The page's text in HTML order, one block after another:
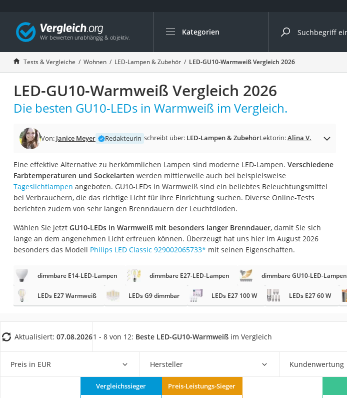
Kategorien
Die beliebtesten Vergleiche nach Kategorie
Wohnen
Matratzen-Topper
Matratzen
Konferenzlautsprecher
Badlüfter
Bürohocker
Außenleuchte mit Kamera
Ozongeneratoren
Konferenzmikrofon
Klappmatratze
Aktenvernichter Sicherheitsstufe 4
Bettgitter
Höhenverstellbarer Schreibtisch
Matratze 90 x 200 cm
Service
Tests & Vergleiche Wohnen LED-Lampen & Zubehör LED-GU10-Warmweiß Vergleich 2026
LED-GU10-Warmweiß Vergleich 2026
Die besten GU10-LEDs in Warmweiß im Vergleich.
Von: Janice Meyer Redakteurin schreibt über: LED-Lampen & ZubehörLektorin:Alina V.
Eine effektive Alternative zu herkömmlichen Lampen sind moderne LED-Lampen. Verschiedene
Farbtemperaturen und Sockelarten werden mittlerweile auch bei beispielsweise
Tageslichtlampen angeboten. GU10-LEDs in Warmweiß sind ein beliebtes Beleuchtungsmittel
bei Verbrauchern, die das richtige Licht für ihre Einrichtung suchen. Diverse Online-Tests
berichten zudem von sehr langen Brenndauern der Leuchtdioden.
Wählen Sie jetzt GU10-LEDs in Warmweiß mit besonders langer Brenndauer, damit Sie sich
lange an dem angenehmen Licht erfreuen können. Überzeugt hat uns hier im August 2026
besonders das Modell Philips LED Classic 929002065733* mit seinen Eigenschaften.
dimmbare E14-LED-Lampen dimmbare E27-LED-Lampen dimmbare GU10-LED-Lampen
LEDs E27 Warmweiß LEDs G9 dimmbar LEDs E27 100 W LEDs E27 60 W
Aktualisiert: 07.08.20261 - 8 von 12: Beste LED-GU10-Warmweiß im Vergleich
Preis in EUR Hersteller Kundenwertung
Vergleichssieger Preis-Leistungs-Sieger